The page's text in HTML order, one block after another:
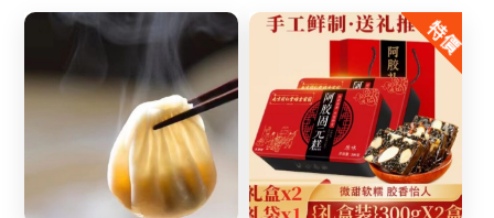
was: is:
was:
is:
$23.99.
Share
特價
Share